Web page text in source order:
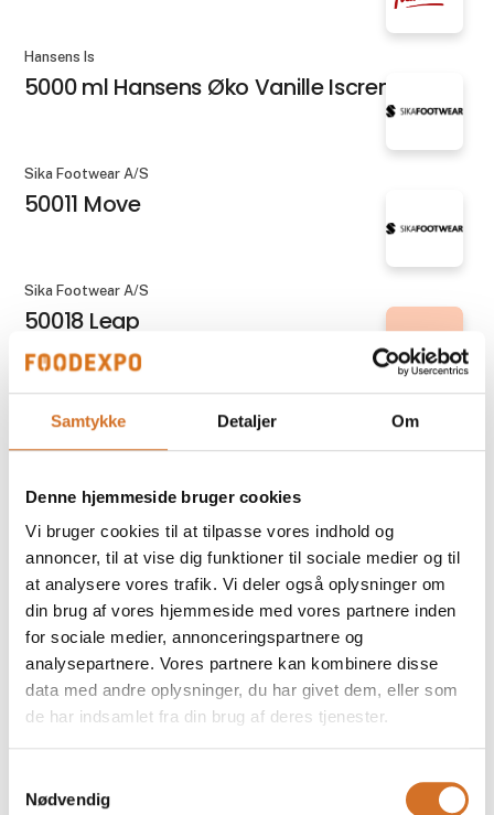
Samtykke Detaljer Om
Denne hjemmeside bruger cookies
Vi bruger cookies til at tilpasse vores indhold og
annoncer, til at vise dig funktioner til sociale medier og til
at analysere vores trafik. Vi deler også oplysninger om
din brug af vores hjemmeside med vores partnere inden
for sociale medier, annonceringspartnere og
analysepartnere. Vores partnere kan kombinere disse
data med andre oplysninger, du har givet dem, eller som
de har indsamlet fra din brug af deres tjenester.
Nødvendig
Hansens Is
5000 ml Hansens Øko Vanille Iscreme
Sika Footwear A/S
50011 Move
Sika Footwear A/S
50018 Leap
5G internet til erhverv
Fiddle´s
70 g poser
Kirkeby Cheese Export
A-Beta 10% fedt, Græsk type
Abrikos Rakija